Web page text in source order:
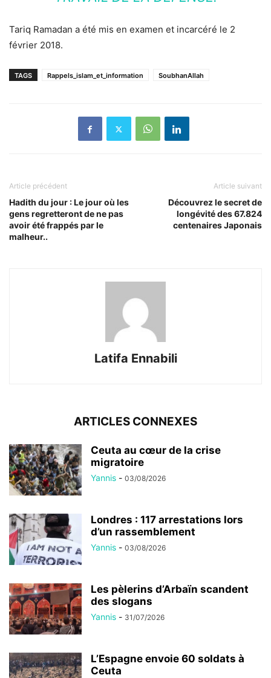
Tariq Ramadan a été mis en examen et incarcéré le 2
février 2018.
TAGS Rappels_islam_et_information SoubhanAllah
Article précédent
Hadith du jour : Le jour où les
gens regretteront de ne pas
avoir été frappés par le
malheur..
Article suivant
Découvrez le secret de
longévité des 67.824
centenaires Japonais
Latifa Ennabili
ARTICLES CONNEXES
Ceuta au cœur de la crise
migratoire
Yannis - 03/08/2026
Londres : 117 arrestations lors
d’un rassemblement
Yannis - 03/08/2026
Les pèlerins d’Arbaïn scandent
des slogans
Yannis - 31/07/2026
L’Espagne envoie 60 soldats à
Ceuta